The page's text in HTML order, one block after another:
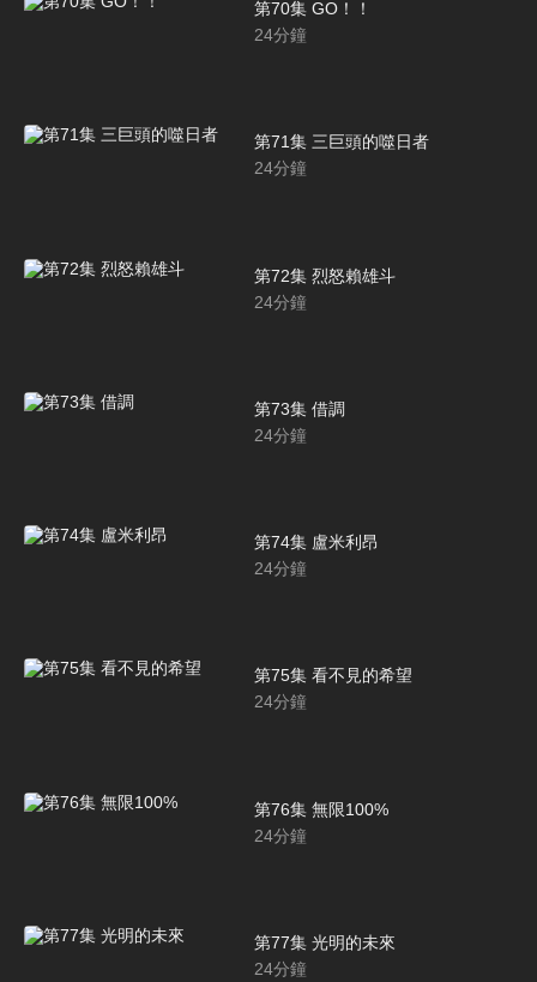
第70集 GO！！
24分鐘
第71集 三巨頭的噬日者
24分鐘
第72集 烈怒賴雄斗
24分鐘
第73集 借調
24分鐘
第74集 盧米利昂
24分鐘
第75集 看不見的希望
24分鐘
第76集 無限100%
24分鐘
第77集 光明的未來
24分鐘